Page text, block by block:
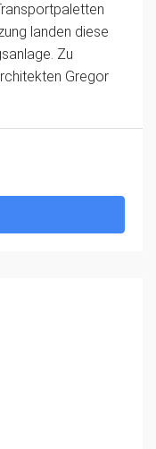
landen diese
Zu
Gregor